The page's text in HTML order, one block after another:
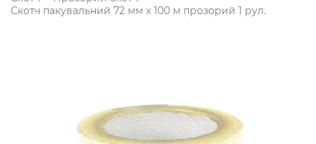
Скотч пакувальний 72 мм х 100 м прозорий 1 рул.